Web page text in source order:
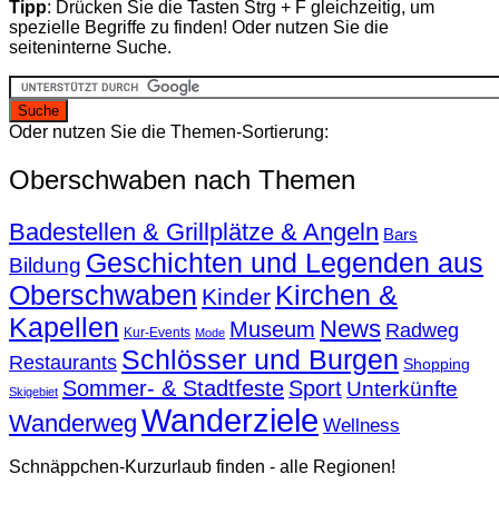
Tipp: Drücken Sie die Tasten Strg + F gleichzeitig, um
spezielle Begriffe zu finden! Oder nutzen Sie die
seiteninterne Suche.
Oder nutzen Sie die Themen-Sortierung:
Oberschwaben nach Themen
Badestellen & Grillplätze & Angeln Bars
Bildung Geschichten und Legenden aus
Oberschwaben Kinder Kirchen &
Kapellen Kur-Events Mode Museum News Radweg
Restaurants Schlösser und Burgen Shopping
Skigebiet Sommer- & Stadtfeste Sport Unterkünfte
Wanderweg Wanderziele Wellness
Schnäppchen-Kurzurlaub finden - alle Regionen!